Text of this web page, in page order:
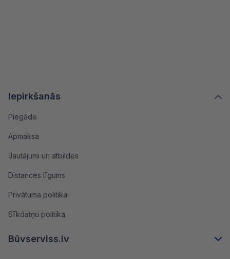
Iepirkšanās
Piegāde
Apmaksa
Jautājumi un atbildes
Distances līgums
Privātuma politika
Sīkdatņu politika
Būvserviss.lv